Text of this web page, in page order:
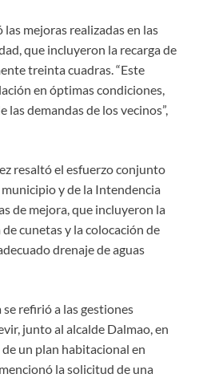
mejoras realizadas en las
que incluyeron la recarga de
treinta cuadras. “Este
en óptimas condiciones,
demandas de los vecinos”,
resaltó el esfuerzo conjunto
y de la Intendencia
de mejora, que incluyeron la
cunetas y la colocación de
drenaje de aguas
refirió a las gestiones
junto al alcalde Dalmao, en
un plan habitacional en
la solicitud de una